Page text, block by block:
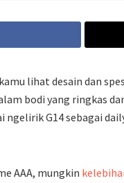
lihat desain dan
bodi yang ringkas
G14 sebagai
AAA, mungkin